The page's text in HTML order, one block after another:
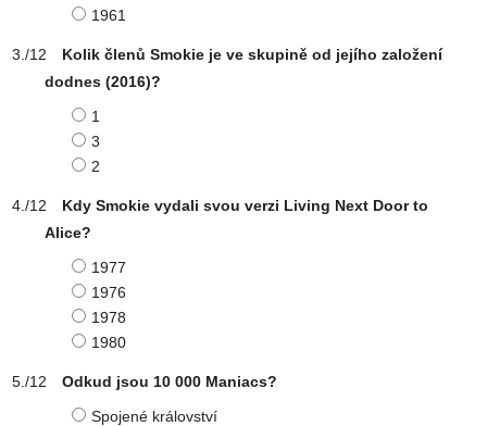
1961
Kolik členů Smokie je ve skupině od jejího založení
dodnes (2016)?
1
3
2
Kdy Smokie vydali svou verzi Living Next Door to
Alice?
1977
1976
1978
1980
Odkud jsou 10 000 Maniacs?
Spojené království